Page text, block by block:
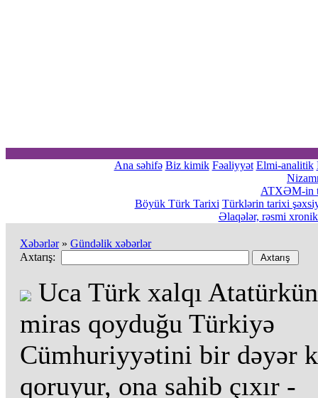
Ana səhifə Biz kimik Fəaliyyət Elmi-analitik
ATXƏM-in
Böyük Türk Tarixi Türklərin tarixi
Əlaqələr, rəsmi
Xəbərlər» Gündəlik xəbərlər
Axtarış:
Uca Türk xalqı Atatürkün
miras qoyduğu Türkiyə
Cümhuriyyətini bir dəyər
qoruyur, ona sahib çıxır -